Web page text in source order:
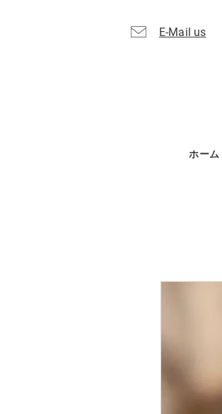
E-Mail us
ホーム